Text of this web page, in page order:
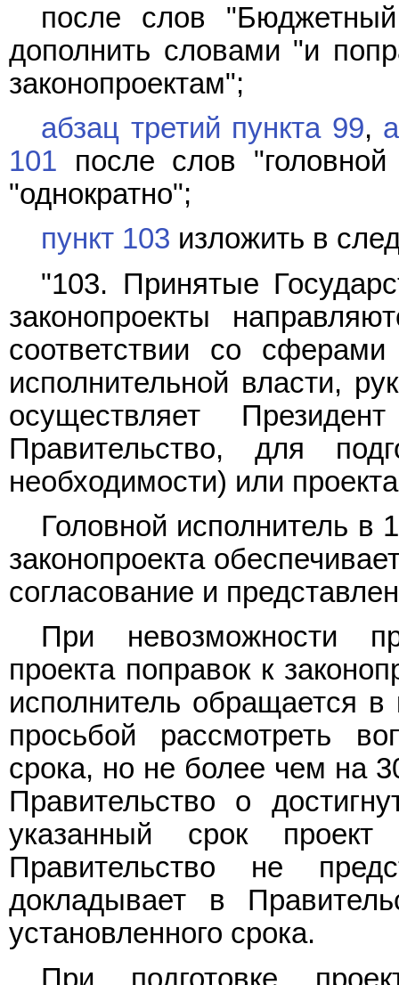
после слов
дополнить словами "и
законопроектам";
абзац третий пункта 99,
101 после слов
"однократно";
пункт 103 изложить в
"103. Принятые
законопроекты
соответствии со
исполнительной власти,
осуществляет
Правительство, для
необходимости) или
Головной исполнитель в
законопроекта
согласование и
При невозможности
проекта поправок к
исполнитель обращается
просьбой рассмотреть
срока, но не более чем на
Правительство о
указанный срок
Правительство не
докладывает в
установленного срока.
При подготовке